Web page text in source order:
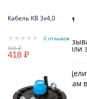
Кабель КВ 3х4,0
0 отзывов
418 ₽
Отзывы и оценки
Для добавления
учётной записью или
Будьте первым!
сделать выбор. Нам
Спасибо!